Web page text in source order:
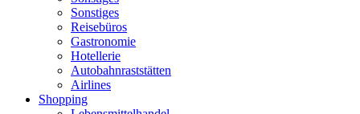
Sonstiges
Reisebüros
Gastronomie
Hotellerie
Autobahnraststätten
Airlines
Shopping